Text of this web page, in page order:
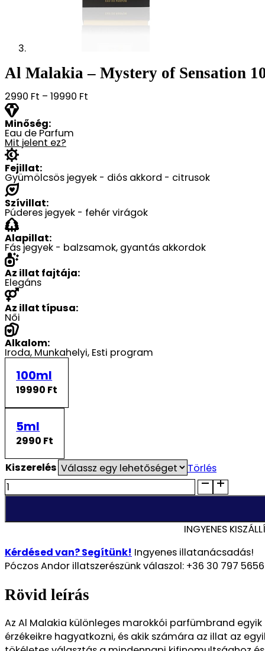
Al Malakia – Mystery of Sensation
2990 Ft – 19990 Ft
Minőség:
Eau de Parfum
Mit jelent ez?
Fejillat:
Gyümölcsös jegyek - diós akkord - citrusok
Szívillat:
Púderes jegyek - fehér virágok
Alapillat:
Fás jegyek - balzsamok, gyantás akkordok
Az illat fajtája:
Elegáns
Az illat típusa:
Női
Alkalom:
Iroda, Munkahelyi, Esti program
100ml
19990 Ft
5ml
2990 Ft
Kiszerelés
Törlés
Al
Malakia
Mystery
Sensation
100
Eau
Parfüm
-
A
INGYENES
Kérdésed van? Segítünk! Ingyenes illatanácsadás!
Póczos Andor illatszerészünk válaszol: +36 30 797 5656
Rövid leírás
Az Al Malakia különleges marokkói parfümbrand
érzékeikre hagyatkozni, és akik számára az illat az